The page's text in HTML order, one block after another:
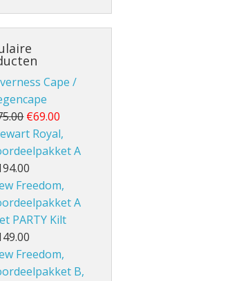
Cape /
€69.00
Royal,
A
Freedom,
A
PARTY Kilt
Freedom,
B,